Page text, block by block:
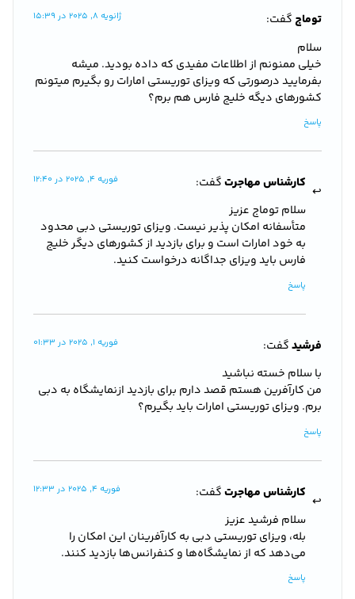
توماجگفت: ژانویه 8, 2025 در 15:39
سلام
خیلی ممنونم از اطلاعات مفیدی که داده بودید. میشه
بفرمایید درصورتی که ویزای توریستی امارات رو بگیرم میتونم
کشورهای دیگه خلیج فارس هم برم؟
پاسخ
کارشناس مهاجرتگفت: فوریه 4, 2025 در 12:40
سلام توماج عزیز
متأسفانه امکان پذیر نیست. ویزای توریستی دبی محدود
به خود امارات است و برای بازدید از کشورهای دیگر خلیج
فارس باید ویزای جداگانه درخواست کنید.
پاسخ
فرشیدگفت: فوریه 1, 2025 در 01:33
با سلام خسته نباشید
من کارآفرین هستم قصد دارم برای بازدید ازنمایشگاه به دبی
برم. ویزای توریستی امارات باید بگیرم؟
پاسخ
کارشناس مهاجرتگفت: فوریه 4, 2025 در 12:33
سلام فرشید عزیز
بله، ویزای توریستی دبی به کارآفرینان این امکان را
می‌دهد که از نمایشگاه‌ها و کنفرانس‌ها بازدید کنند.
پاسخ